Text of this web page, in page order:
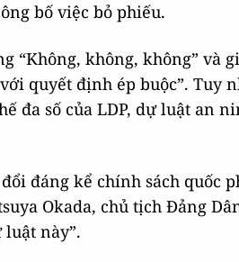
bố việc bỏ phiếu.
“Không, không, không” và
quyết định ép buộc”. Tuy
đa số của LDP, dự luật an
đáng kể chính sách quốc
Okada, chủ tịch Đảng
này”.